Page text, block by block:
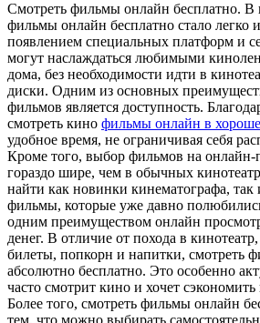
Смoтрeть фильмы oнлaйн бeсплaтнo. В
фильмы онлайн бесплатно стало легко
появлением специальных платформ и
могут наслаждаться любимыми
дома, без необходимости идти в
диски. Одним из основных
фильмов является доступность.
смотреть кино фильмы онлайн в
удобное время, не ограничивая себя
Кроме того, выбор фильмов на
гораздо шире, чем в обычных
найти как новинки кинематографа, так
фильмы, которые уже давно
одним преимуществом онлайн
денег. В отличие от похода в
билеты, попкорн и напитки, смотреть
абсолютно бесплатно. Это особенно
часто смотрит кино и хочет сэкономить
Более того, смотреть фильмы онлайн